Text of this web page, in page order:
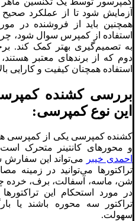
آزمایش شود تا از عملکرد
همچنین باید از فروشنده در
استفاده از کمپرس سوال شود،
به تصمیم‌گیری بهتر کمک کند.
دوم که از برندهای معتبر
استفاده همچنان کیفیت و کارایی
بررسی کشنده
این نوع کمپرسی:
کشنده کمپرسی یکی از کمپرسی های
و محورهای کانتینر متحرک
احمدی خیبر
می‌تواند این سفارش
تراکتورها می‌توانید در زمینه
شن، ماسه، آسفالت، برف، خرده
در مورد استحکام این تراکتورها
تراکتور سه محوره باشند یا
سهولت.